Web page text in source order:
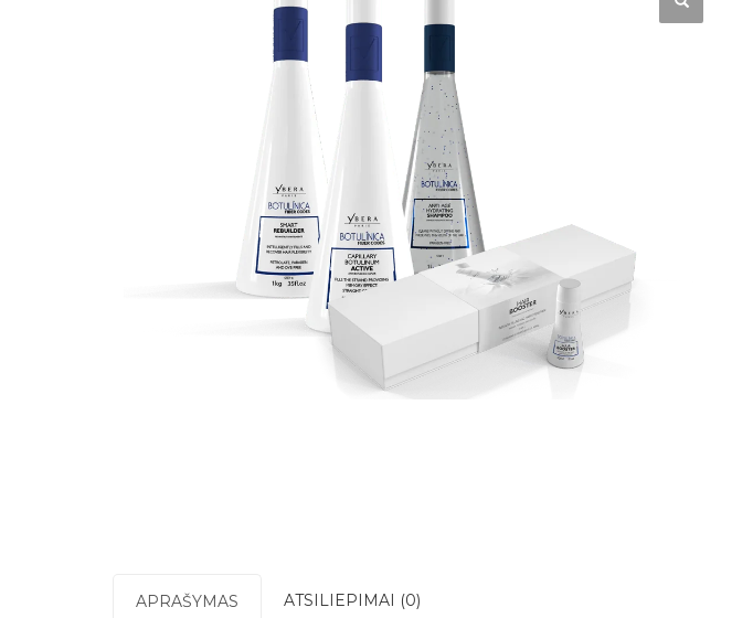
APRAŠYMAS ATSILIEPIMAI (0)